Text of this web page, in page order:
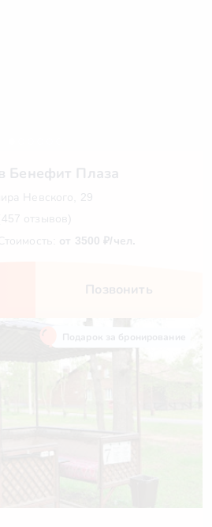
Бенефит Плаза
Невского, 29
отзывов)
от 3500 ₽/чел.
Позвонить